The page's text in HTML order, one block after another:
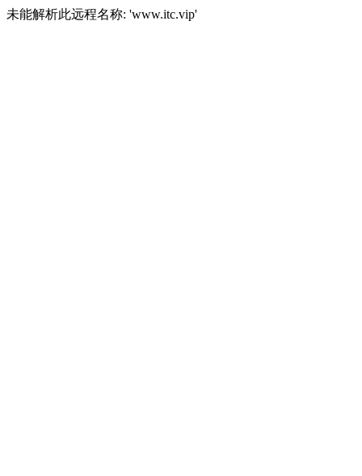
未能解析此远程名称: 'www.itc.vip'